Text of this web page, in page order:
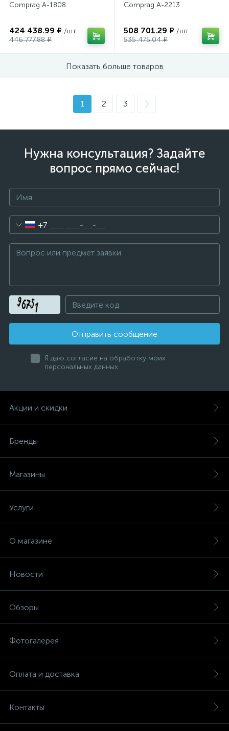
Comprag А-1808
424 438.99 ₽ /шт
446 777.88 ₽
Comprag А-2213
508 701.29 ₽ /шт
535 475.04 ₽
Показать больше товаров
1 2 3
Нужна консультация? Задайте
вопрос прямо сейчас!
+7
Отправить сообщение
Я даю согласие на обработку моих
персональных данных
Акции и скидки
Бренды
Магазины
Услуги
О магазине
Новости
Обзоры
Фотогалерея
Оплата и доставка
Контакты